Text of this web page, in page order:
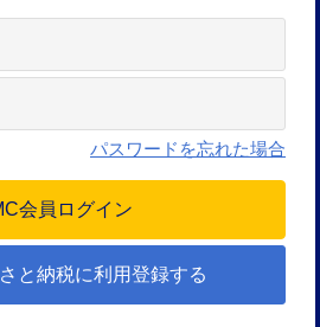
パスワードを忘れた場合
と納税に利用登録する